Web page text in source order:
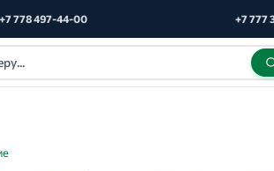
+7 778 497-44-00 +7 777